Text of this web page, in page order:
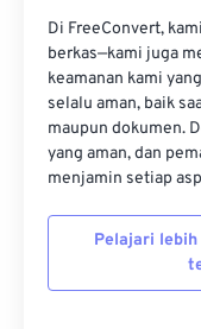
Di FreeConvert,
berkas—kami juga
keamanan kami
selalu aman, baik
maupun dokumen.
yang aman, dan
menjamin setiap
Pelajari